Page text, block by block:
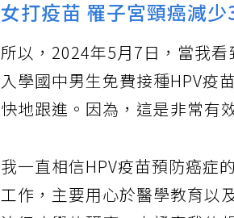
女打疫苗 罹子宮頸癌減
所以，2024年5月7日，當我
入學國中男生免費接種HPV疫
快地跟進。因為，這是非常有
我一直相信HPV疫苗預防癌症
工作，主要用心於醫學教育以